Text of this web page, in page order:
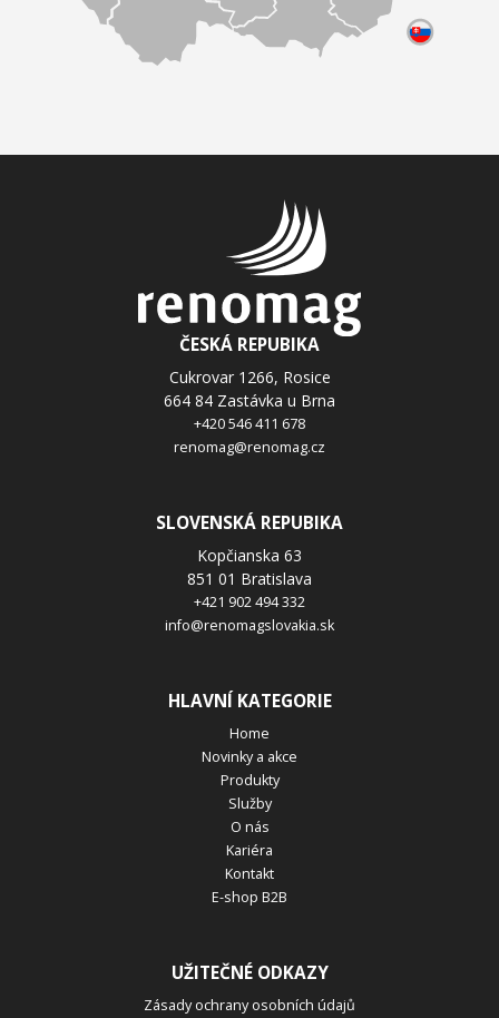
Odesláním souhlasíte se zpracováním osobních údajů.
ČESKÁ REPUBIKA
Cukrovar 1266, Rosice
664 84 Zastávka u Brna
+420 546 411 678
renomag@renomag.cz
SLOVENSKÁ REPUBIKA
Kopčianska 63
851 01 Bratislava
+421 902 494 332
info@renomagslovakia.sk
HLAVNÍ KATEGORIE
Home
Novinky a akce
Produkty
Služby
O nás
Kariéra
Kontakt
E-shop B2B
UŽITEČNÉ ODKAZY
Zásady ochrany osobních údajů